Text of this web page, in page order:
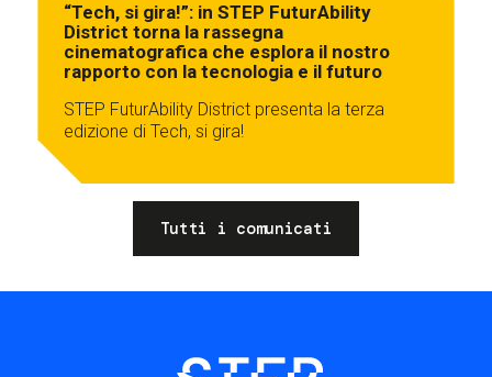
“Tech, si gira!”: in STEP FuturAbility
District torna la rassegna
cinematografica che esplora il nostro
rapporto con la tecnologia e il futuro
STEP FuturAbility District presenta la terza
edizione di Tech, si gira!
Tutti i comunicati